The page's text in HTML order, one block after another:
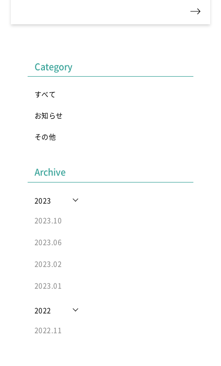
Category
すべて
お知らせ
その他
Archive
2023
2023.10
2023.06
2023.02
2023.01
2022
2022.11